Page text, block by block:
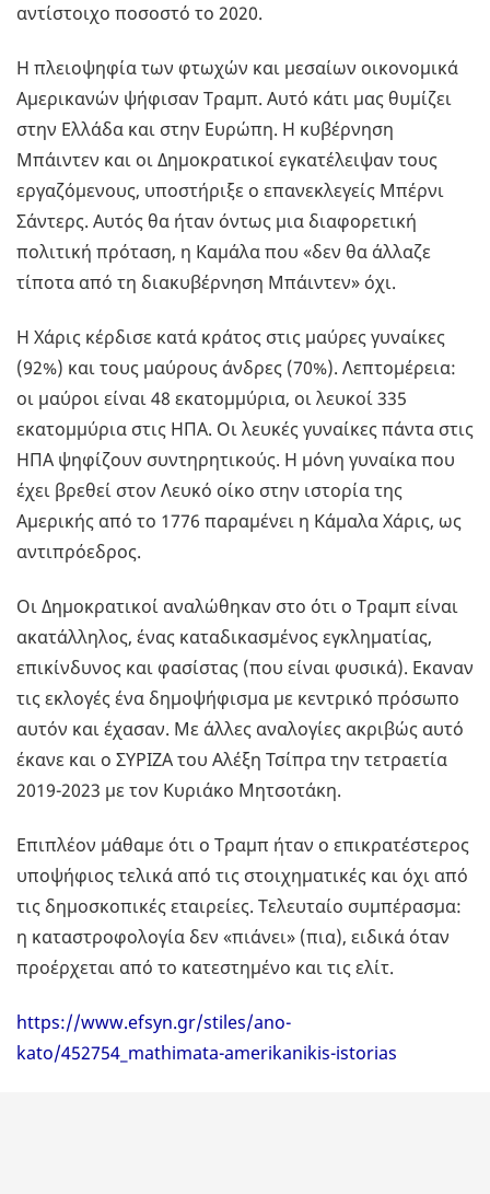
αντίστοιχο ποσοστό το 2020.
Η πλειοψηφία των φτωχών και μεσαίων οικονομικά
Αμερικανών ψήφισαν Τραμπ. Αυτό κάτι μας θυμίζει
στην Ελλάδα και στην Ευρώπη. Η κυβέρνηση
Μπάιντεν και οι Δημοκρατικοί εγκατέλειψαν τους
εργαζόμενους, υποστήριξε ο επανεκλεγείς Μπέρνι
Σάντερς. Αυτός θα ήταν όντως μια διαφορετική
πολιτική πρόταση, η Καμάλα που «δεν θα άλλαζε
τίποτα από τη διακυβέρνηση Μπάιντεν» όχι.
Η Χάρις κέρδισε κατά κράτος στις μαύρες γυναίκες
(92%) και τους μαύρους άνδρες (70%). Λεπτομέρεια:
οι μαύροι είναι 48 εκατομμύρια, οι λευκοί 335
εκατομμύρια στις ΗΠΑ. Οι λευκές γυναίκες πάντα στις
ΗΠΑ ψηφίζουν συντηρητικούς. Η μόνη γυναίκα που
έχει βρεθεί στον Λευκό οίκο στην ιστορία της
Αμερικής από το 1776 παραμένει η Κάμαλα Χάρις, ως
αντιπρόεδρος.
Οι Δημοκρατικοί αναλώθηκαν στο ότι ο Τραμπ είναι
ακατάλληλος, ένας καταδικασμένος εγκληματίας,
επικίνδυνος και φασίστας (που είναι φυσικά). Εκαναν
τις εκλογές ένα δημοψήφισμα με κεντρικό πρόσωπο
αυτόν και έχασαν. Με άλλες αναλογίες ακριβώς αυτό
έκανε και ο ΣΥΡΙΖΑ του Αλέξη Τσίπρα την τετραετία
2019-2023 με τον Κυριάκο Μητσοτάκη.
Επιπλέον μάθαμε ότι ο Τραμπ ήταν ο επικρατέστερος
υποψήφιος τελικά από τις στοιχηματικές και όχι από
τις δημοσκοπικές εταιρείες. Τελευταίο συμπέρασμα:
η καταστροφολογία δεν «πιάνει» (πια), ειδικά όταν
προέρχεται από το κατεστημένο και τις ελίτ.
https://www.efsyn.gr/stiles/ano-
kato/452754_mathimata-amerikanikis-istorias